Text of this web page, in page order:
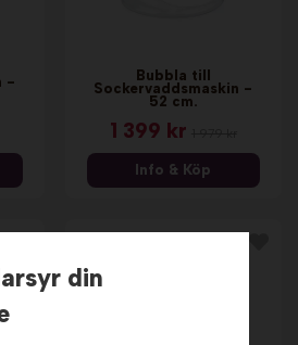
-
Bubbla till
Sockervaddsmaskin -
52 cm.
1 399 kr
Info & Köp
din